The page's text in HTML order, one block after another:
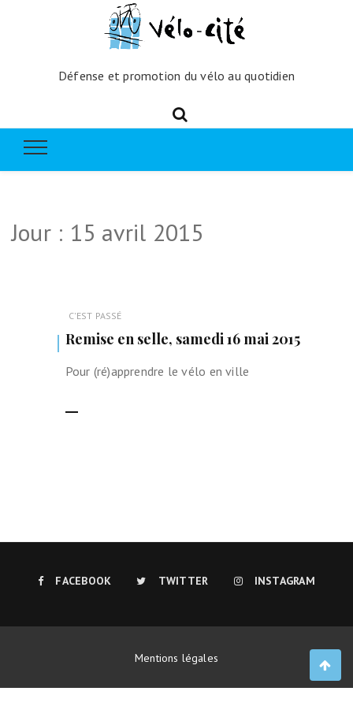
Défense et promotion du vélo au quotidien
Jour : 15 avril 2015
C'EST PASSÉ
Remise en selle, samedi 16 mai 2015
Pour (ré)apprendre le vélo en ville
FACEBOOK TWITTER INSTAGRAM
Mentions légales